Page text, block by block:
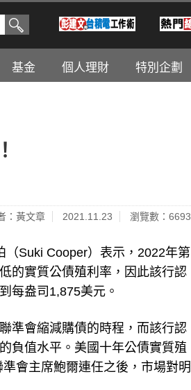
基金 個人理財 特別企劃
：黃文章 2021.11.23 瀏覽數：6693
Suki Cooper）表示，2022年第
的實質公債殖利率，因此該行認
每盎司1,875美元。
準會縮減購債的時程，而該行認
負值水平。美國十年公債實質殖
會主席鮑爾連任之後，市場對明